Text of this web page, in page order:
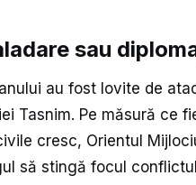
sau
au fost lovite de
Tasnim. Pe măsură ce
cresc, Orientul
să stingă focul